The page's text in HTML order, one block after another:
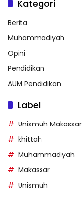
Kategori
Berita
Muhammadiyah
Opini
Pendidikan
AUM Pendidikan
Label
Unismuh Makassar
khittah
Muhammadiyah
Makassar
Unismuh